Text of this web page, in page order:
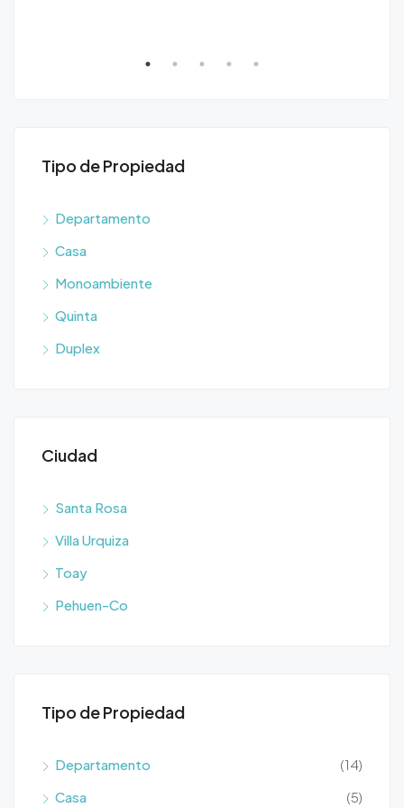
Tipo de Propiedad
Departamento
Casa
Monoambiente
Quinta
Duplex
Ciudad
Santa Rosa
Villa Urquiza
Toay
Pehuen-Co
Tipo de Propiedad
Departamento
(14)
Casa
(5)